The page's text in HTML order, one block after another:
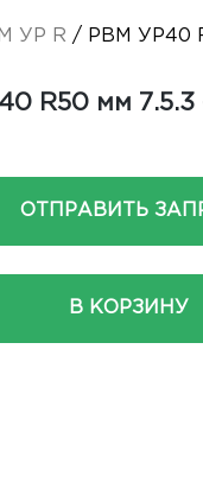
УР R / РВМ УР40
R50 мм
ОТПРАВИТЬ
В КОРЗИНУ